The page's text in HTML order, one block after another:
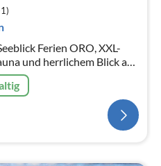
Ferien ORO, XXL-
und herrlichem Blick auf